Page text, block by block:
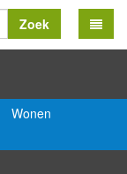
Zoek
Wonen